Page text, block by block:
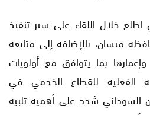
اطلع خلال اللقاء على سير تنفيذ
ميسان، بالإضافة إلى متابعة
بما يتوافق مع أولويات
الفعلية للقطاع الخدمي في
السوداني شدد على أهمية تلبية